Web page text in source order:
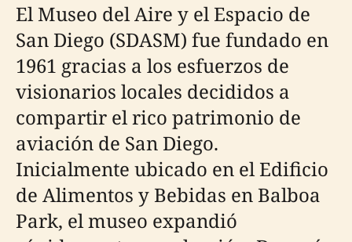
El Museo del Aire y el Espacio de
San Diego (SDASM) fue fundado en
1961 gracias a los esfuerzos de
visionarios locales decididos a
compartir el rico patrimonio de
aviación de San Diego.
Inicialmente ubicado en el Edificio
de Alimentos y Bebidas en Balboa
Park, el museo expandió